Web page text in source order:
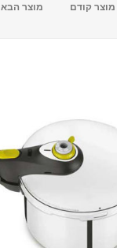
מוצר קודם מוצר הבא